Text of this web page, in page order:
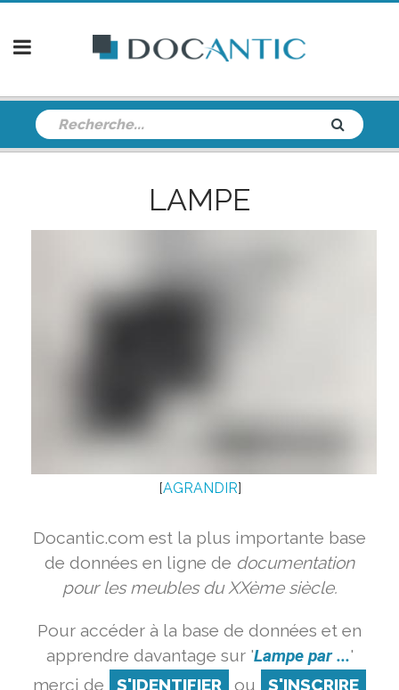
LAMPE
[AGRANDIR]
Docantic.com est la plus importante base
de données en ligne de documentation
pour les meubles du XXème siècle.
Pour accéder à la base de données et en
apprendre davantage sur 'Lampe par ...'
merci de
S'IDENTIFIER ou S'INSCRIRE